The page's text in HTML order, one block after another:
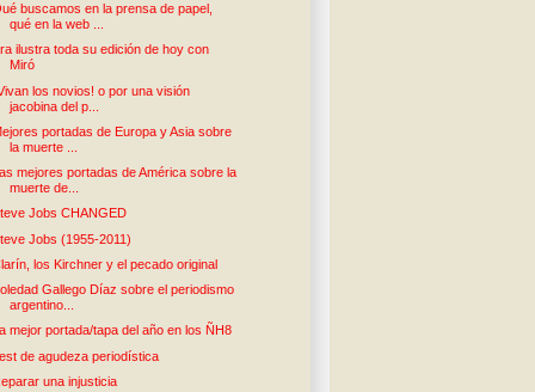
buscamos en la prensa de papel,
qué en la web ...
ilustra toda su edición de hoy con
Miró
los novios! o por una visión
jacobina del p...
portadas de Europa y Asia sobre
la muerte ...
mejores portadas de América sobre la
muerte de...
Jobs CHANGED
Jobs (1955-2011)
los Kirchner y el pecado original
Gallego Díaz sobre el periodismo
argentino...
La mejor portada/tapa del año en los ÑH8
de agudeza periodística
una injusticia